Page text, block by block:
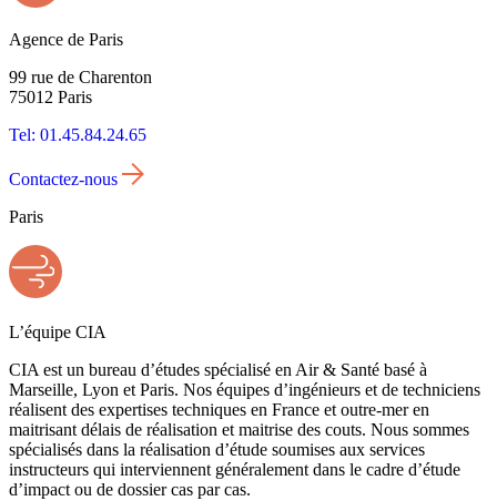
Agence de Paris
99 rue de Charenton
75012 Paris
Tel: 01.45.84.24.65
Contactez-nous
Paris
L’équipe CIA
CIA est un bureau d’études spécialisé en Air & Santé basé à
Marseille, Lyon et Paris. Nos équipes d’ingénieurs et de techniciens
réalisent des expertises techniques en France et outre-mer en
maitrisant délais de réalisation et maitrise des couts. Nous sommes
spécialisés dans la réalisation d’étude soumises aux services
instructeurs qui interviennent généralement dans le cadre d’étude
d’impact ou de dossier cas par cas.